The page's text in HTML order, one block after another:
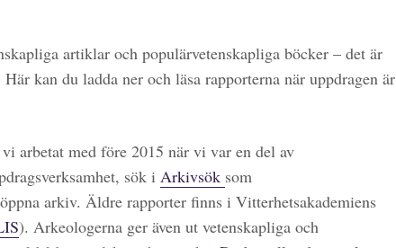
artiklar och populärvetenskapliga böcker – det är
kan du ladda ner och läsa rapporterna när uppdragen är
arbetat med före 2015 när vi var en del av
sök i Arkivsök som
arkiv. Äldre rapporter finns i Vitterhetsakademiens
). Arkeologerna ger även ut vetenskapliga och